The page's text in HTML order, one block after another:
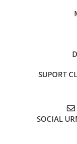
SUPORT
SOCIAL